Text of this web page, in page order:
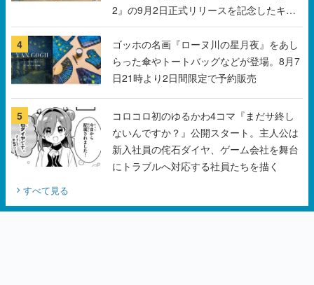
らった傘やトートバッグなどが登場。8月7
日21時より2日間限定で予約販売
5
コロコロ初のゆるかわ4コマ『まだサ終し
ないんですか？』公開スタート。主人公は
新入社員の侘石ダイヤ、ゲーム会社を舞台
にトラブルへ対応する社員たちを描く
すべて見る